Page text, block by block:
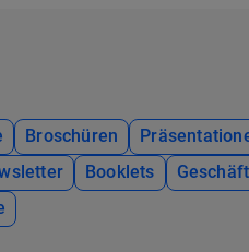
Broschüren
Booklets